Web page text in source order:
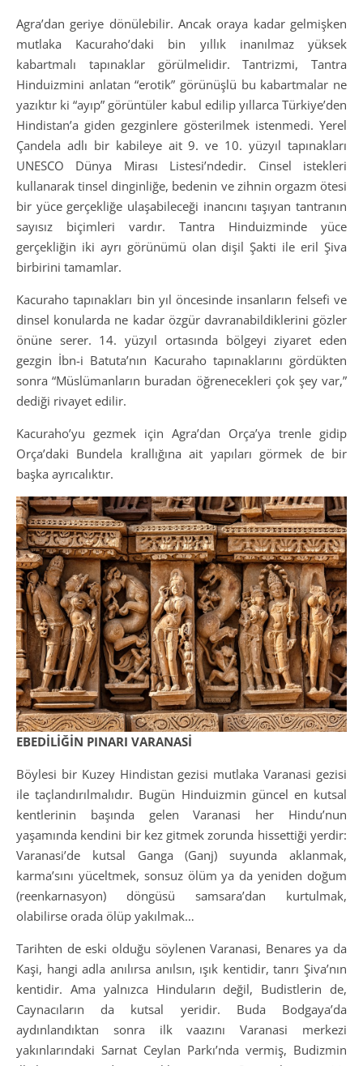
Agra’dan geriye dönülebilir. Ancak oraya kadar gelmişken
mutlaka Kacuraho’daki bin yıllık inanılmaz yüksek
kabartmalı tapınaklar görülmelidir. Tantrizmi, Tantra
Hinduizmini anlatan “erotik” görünüşlü bu kabartmalar ne
yazıktır ki “ayıp” görüntüler kabul edilip yıllarca Türkiye’den
Hindistan’a giden gezginlere gösterilmek istenmedi. Yerel
Çandela adlı bir kabileye ait 9. ve 10. yüzyıl tapınakları
UNESCO Dünya Mirası Listesi’ndedir. Cinsel istekleri
kullanarak tinsel dinginliğe, bedenin ve zihnin orgazm ötesi
bir yüce gerçekliğe ulaşabileceği inancını taşıyan tantranın
sayısız biçimleri vardır. Tantra Hinduizminde yüce
gerçekliğin iki ayrı görünümü olan dişil Şakti ile eril Şiva
birbirini tamamlar.
Kacuraho tapınakları bin yıl öncesinde insanların felsefi ve
dinsel konularda ne kadar özgür davranabildiklerini gözler
önüne serer. 14. yüzyıl ortasında bölgeyi ziyaret eden
gezgin İbn-i Batuta’nın Kacuraho tapınaklarını gördükten
sonra “Müslümanların buradan öğrenecekleri çok şey var,”
dediği rivayet edilir.
Kacuraho’yu gezmek için Agra’dan Orça’ya trenle gidip
Orça’daki Bundela krallığına ait yapıları görmek de bir
başka ayrıcalıktır.
EBEDİLİĞİN PINARI VARANASİ
Böylesi bir Kuzey Hindistan gezisi mutlaka Varanasi gezisi
ile taçlandırılmalıdır. Bugün Hinduizmin güncel en kutsal
kentlerinin başında gelen Varanasi her Hindu’nun
yaşamında kendini bir kez gitmek zorunda hissettiği yerdir:
Varanasi’de kutsal Ganga (Ganj) suyunda aklanmak,
karma’sını yüceltmek, sonsuz ölüm ya da yeniden doğum
(reenkarnasyon) döngüsü samsara’dan kurtulmak,
olabilirse orada ölüp yakılmak…
Tarihten de eski olduğu söylenen Varanasi, Benares ya da
Kaşi, hangi adla anılırsa anılsın, ışık kentidir, tanrı Şiva’nın
kentidir. Ama yalnızca Hinduların değil, Budistlerin de,
Caynacıların da kutsal yeridir. Buda Bodgaya’da
aydınlandıktan sonra ilk vaazını Varanasi merkezi
yakınlarındaki Sarnat Ceylan Parkı’nda vermiş, Budizmin